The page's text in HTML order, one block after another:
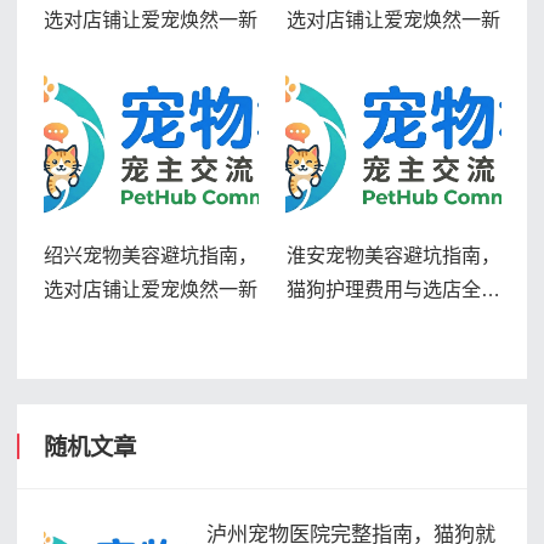
选对店铺让爱宠焕然一新
选对店铺让爱宠焕然一新
绍兴宠物美容避坑指南，
选对店铺让爱宠焕然一新
淮安宠物美容避坑指南，
猫狗护理费用与选店全解
随机文章
泸州宠物医院完整指南，猫狗就